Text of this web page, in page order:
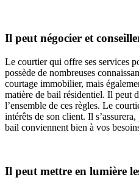
Il peut négocier et
Le courtier qui offre ses services
possède de nombreuses
courtage immobilier, mais
matière de bail résidentiel. Il peut
l’ensemble de ces règles. Le
intérêts de son client. Il
bail conviennent bien à vos
Il peut mettre en lumière